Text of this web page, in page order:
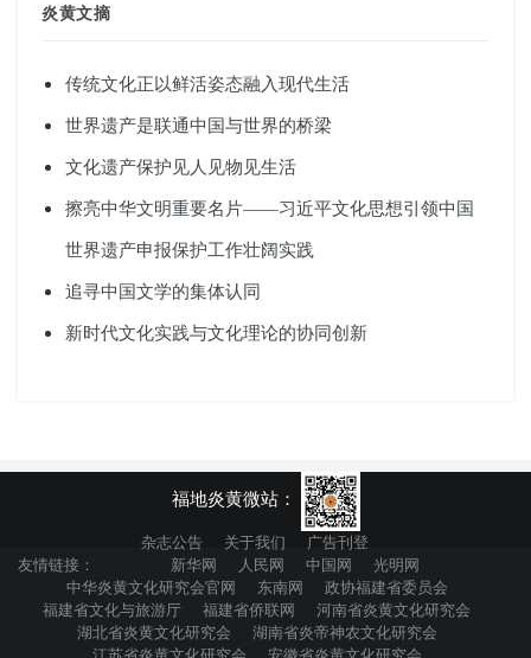
炎黄文摘
传统文化正以鲜活姿态融入现代生活
世界遗产是联通中国与世界的桥梁
文化遗产保护见人见物见生活
擦亮中华文明重要名片——习近平文化思想引领中国
世界遗产申报保护工作壮阔实践
追寻中国文学的集体认同
新时代文化实践与文化理论的协同创新
福地炎黄微站：
杂志公告 关于我们
广告刊登
友情链接：
新华网 人民网 中国网
光明网
中华炎黄文化研究会官网
东南网
政协福建省委员会
福建省文化与旅游厅
福建省侨联网
河南省炎黄文化研究会
湖北省炎黄文化研究会
湖南省炎帝神农文化研究会